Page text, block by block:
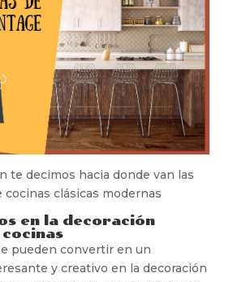
te decimos hacia donde van las
clásicas modernas
en la decoración
pueden convertir en un
y creativo en la decoración